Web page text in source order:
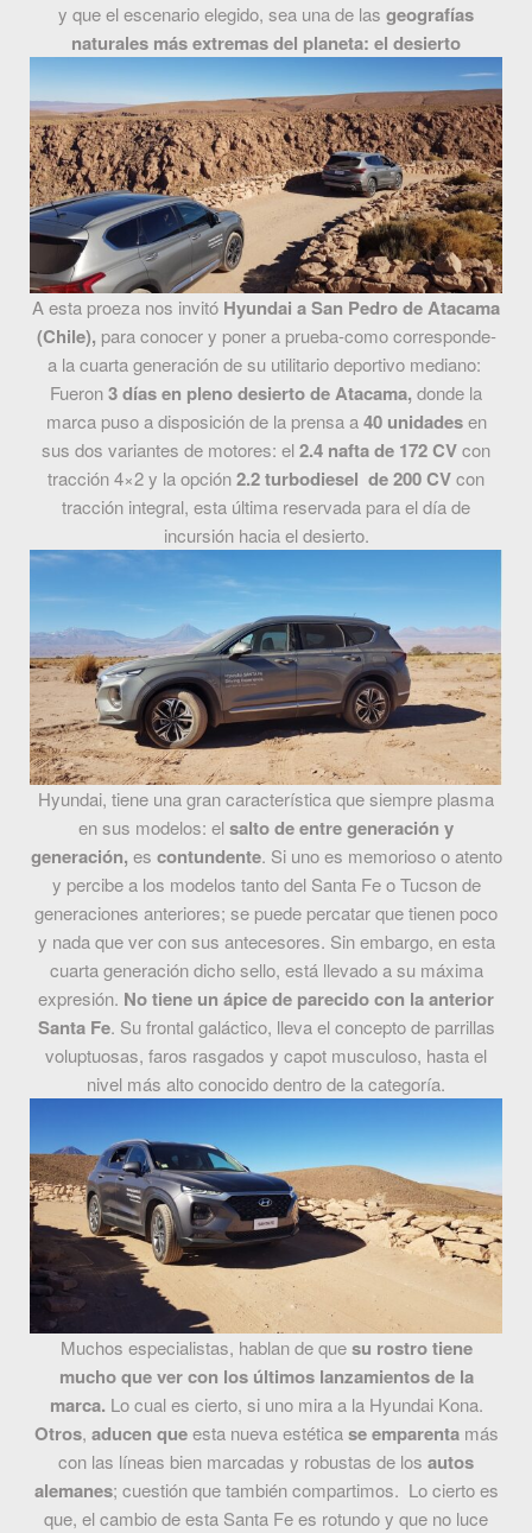
y que el escenario elegido, sea una de las geografías
naturales más extremas del planeta: el desierto
A esta proeza nos invitó Hyundai a San Pedro de Atacama
(Chile), para conocer y poner a prueba-como corresponde-
a la cuarta generación de su utilitario deportivo mediano:
Fueron3 días en pleno desierto de Atacama, donde la
marca puso a disposición de la prensa a40 unidadesen
sus dos variantes de motores: el2.4 nafta de 172 CVcon
tracción 4×2 y la opción2.2 turbodiesel de 200 CVcon
tracción integral, esta última reservada para el día de
incursión hacia el desierto.
Hyundai, tiene una gran característica que siempre plasma
en sus modelos: elsalto de entre generación y
generación, es contundente. Si uno es memorioso o atento
y percibe a los modelos tanto del Santa Fe o Tucson de
generaciones anteriores; se puede percatar que tienen poco
y nada que ver con sus antecesores. Sin embargo, en esta
cuarta generación dicho sello, está llevado a su máxima
expresión. No tiene un ápice de parecido con la anterior
Santa Fe. Su frontal galáctico, lleva el concepto de parrillas
voluptuosas, faros rasgados y capot musculoso, hasta el
nivel más alto conocido dentro de la categoría.
Muchos especialistas, hablan de quesu rostro tiene
mucho que ver con los últimos lanzamientos de la
marca. Lo cual es cierto, si uno mira a la Hyundai Kona.
Otros, aducen queesta nueva estéticase emparentamás
con las líneas bien marcadas y robustas de los autos
alemanes; cuestión que también compartimos. Lo cierto es
que, el cambio de esta Santa Fe es rotundo y que no luce